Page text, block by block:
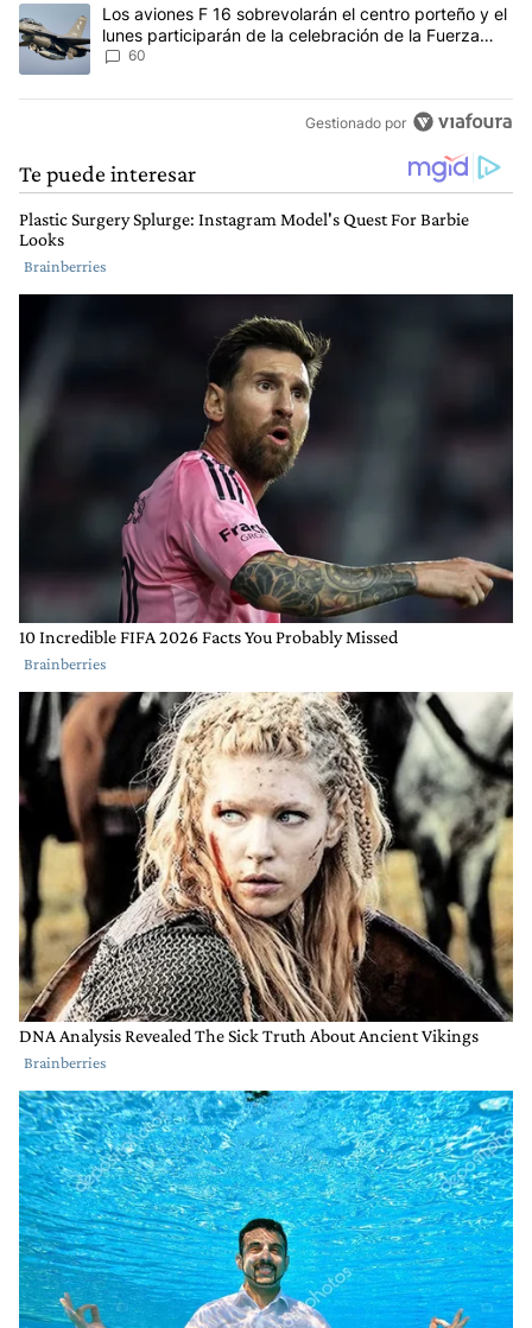
Un artículo de tendencia con el título "Los aviones F 16
Los aviones F 16 sobrevolarán el centro porteño y el
lunes participarán de la celebración de la Fuerza
Aérea
60
Gestionado por